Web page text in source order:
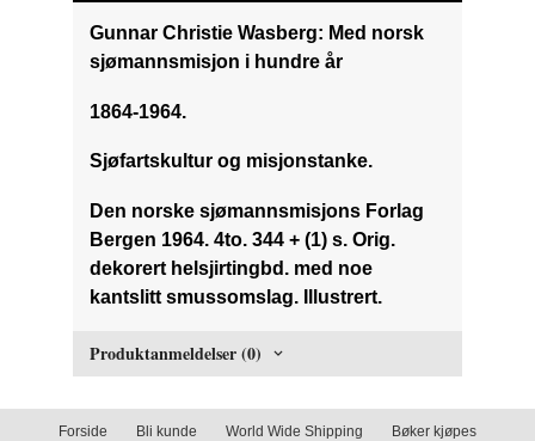
Gunnar Christie Wasberg: Med norsk
sjømannsmisjon i hundre år
1864-1964.
Sjøfartskultur og misjonstanke.
Den norske sjømannsmisjons Forlag
Bergen 1964. 4to. 344 + (1) s. Orig.
dekorert helsjirtingbd. med noe
kantslitt smussomslag. Illustrert.
Produktanmeldelser (0)
Forside Bli kunde World Wide Shipping Bøker kjøpes